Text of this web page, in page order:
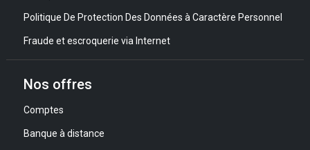
Politique De Protection Des Données à Caractère Personnel
Fraude et escroquerie via Internet
Nos offres
Comptes
Banque à distance